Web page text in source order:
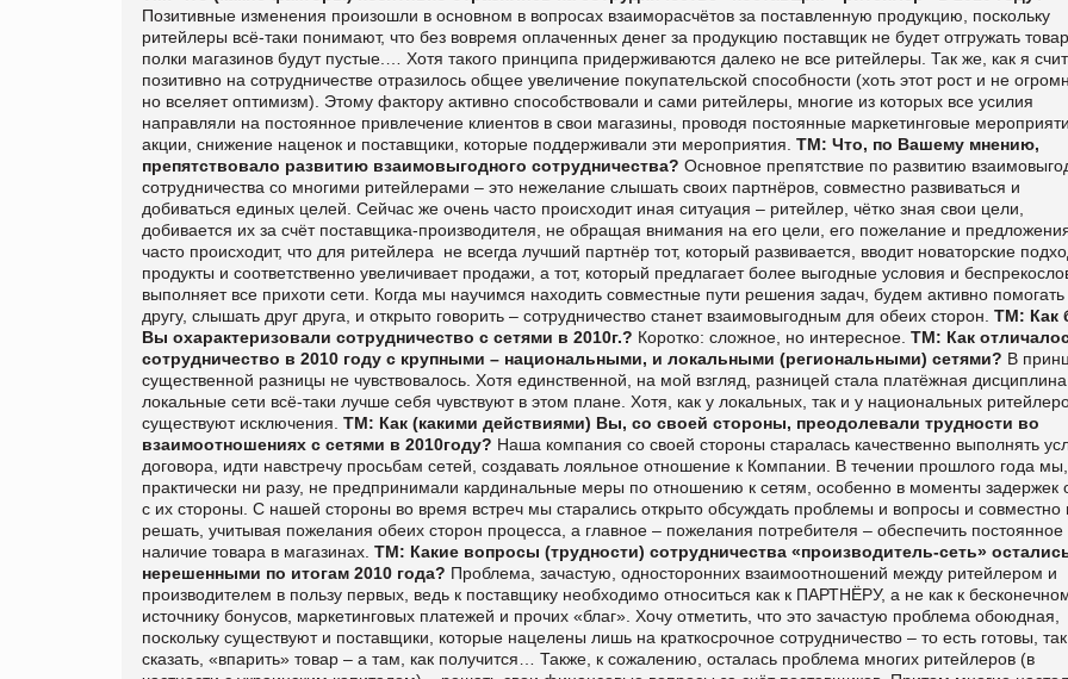
Позитивные изменения произошли в основном в вопросах взаиморасчётов за поставленную продукцию, поскольку
ритейлеры всё-таки понимают, что без вовремя оплаченных денег за продукцию поставщик не будет отгружать
полки магазинов будут пустые.… Хотя такого принципа придерживаются далеко не все ритейлеры. Так же, как я
позитивно на сотрудничестве отразилось общее увеличение покупательской способности (хоть этот рост и не
но вселяет оптимизм). Этому фактору активно способствовали и сами ритейлеры, многие из которых все усилия
направляли на постоянное привлечение клиентов в свои магазины, проводя постоянные маркетинговые
акции, снижение наценок и поставщики, которые поддерживали эти мероприятия. ТМ: Что, по Вашему мнению,
препятствовало развитию взаимовыгодного сотрудничества? Основное препятствие по развитию
сотрудничества со многими ритейлерами – это нежелание слышать своих партнёров, совместно развиваться и
добиваться единых целей. Сейчас же очень часто происходит иная ситуация – ритейлер, чётко зная свои цели,
добивается их за счёт поставщика-производителя, не обращая внимания на его цели, его пожелание и
часто происходит, что для ритейлера не всегда лучший партнёр тот, который развивается, вводит новаторские
продукты и соответственно увеличивает продажи, а тот, который предлагает более выгодные условия и
выполняет все прихоти сети. Когда мы научимся находить совместные пути решения задач, будем активно помогать
другу, слышать друг друга, и открыто говорить – сотрудничество станет взаимовыгодным для обеих сторон. ТМ: Как
Вы охарактеризовали сотрудничество с сетями в 2010г.? Коротко: сложное, но интересное. ТМ: Как
сотрудничество в 2010 году с крупными – национальными, и локальными (региональными) сетями? В
существенной разницы не чувствовалось. Хотя единственной, на мой взгляд, разницей стала платёжная
локальные сети всё-таки лучше себя чувствуют в этом плане. Хотя, как у локальных, так и у национальных
существуют исключения. ТМ: Как (какими действиями) Вы, со своей стороны, преодолевали трудности во
взаимоотношениях с сетями в 2010году? Наша компания со своей стороны старалась качественно выполнять
договора, идти навстречу просьбам сетей, создавать лояльное отношение к Компании. В течении прошлого года мы,
практически ни разу, не предпринимали кардинальные меры по отношению к сетям, особенно в моменты задержек
с их стороны. С нашей стороны во время встреч мы старались открыто обсуждать проблемы и вопросы и совместно
решать, учитывая пожелания обеих сторон процесса, а главное – пожелания потребителя – обеспечить постоянное
наличие товара в магазинах. ТМ: Какие вопросы (трудности) сотрудничества «производитель-сеть»
нерешенными по итогам 2010 года? Проблема, зачастую, односторонних взаимоотношений между ритейлером и
производителем в пользу первых, ведь к поставщику необходимо относиться как к ПАРТНЁРУ, а не как к
источнику бонусов, маркетинговых платежей и прочих «благ». Хочу отметить, что это зачастую проблема обоюдная,
поскольку существуют и поставщики, которые нацелены лишь на краткосрочное сотрудничество – то есть готовы, так
сказать, «впарить» товар – а там, как получится… Также, к сожалению, осталась проблема многих ритейлеров (в